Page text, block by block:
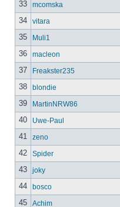
33 mcomska
34 vitara
35 Muli1
36 macleon
37 Freakster235
38 blondie
39 MartinNRW86
40 Uwe-Paul
41 zeno
42 Spider
43 joky
44 bosco
45 Achim